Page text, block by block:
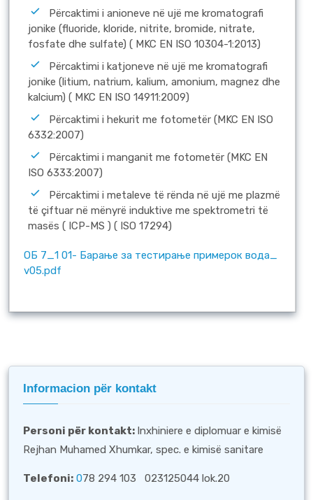
Përcaktimi i аnioneve në ujë me kromatografi
jonike (fluoride, kloride, nitrite, bromide, nitrate,
fosfate dhe sulfate) ( MKC EN ISO 10304-1:2013)
Përcaktimi i katjoneve në ujë me kromatografi
jonike (litium, natrium, kalium, amonium, magnez dhe
kalcium) ( MKC EN ISO 14911:2009)
Përcaktimi i hekurit me fotometër (MKC EN ISO
6332:2007)
Përcaktimi i manganit me fotometër (MKC EN
ISO 6333:2007)
Përcaktimi i metaleve të rënda në ujë me plazmë
të çiftuar në mënyrë induktive me spektrometri të
masës ( ICP-MS ) ( ISO 17294)
OБ 7_1 01- Барање за тестирање примерок вода_
v05.pdf
Informacion për kontakt
Personi për kontakt: Inxhiniere e diplomuar e kimisë
Rejhan Muhamed Xhumkar, spec. e kimisë sanitare
Telefoni: 078 294 103 023125044 lok.20